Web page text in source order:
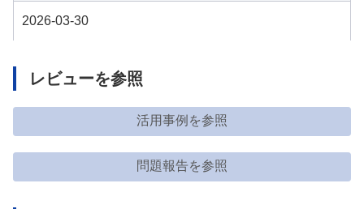
2026-03-30
レビューを参照
活用事例を参照
問題報告を参照